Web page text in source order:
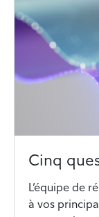
Cinq
L’équipe de
à vos